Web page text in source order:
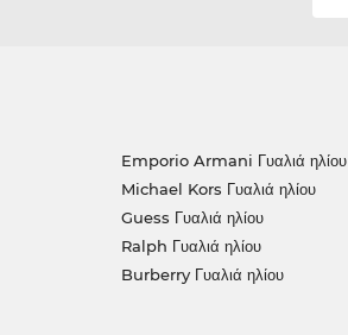
Emporio Armani Γυαλιά ηλίου
Michael Kors Γυαλιά ηλίου
Guess Γυαλιά ηλίου
Ralph Γυαλιά ηλίου
Burberry Γυαλιά ηλίου